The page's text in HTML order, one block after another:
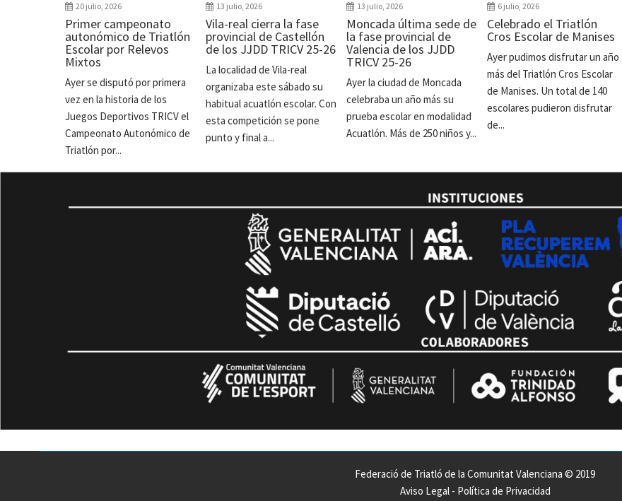
20 julio, 2026
Primer campeonato
autonómico de Triatlón
Escolar por Relevos
Mixtos
Ayer se disputó por primera
vez en la historia de los
Juegos Deportivos TRICV el
Campeonato Autonómico de
Triatlón por...
13 julio, 2026
Vila-real cierra la fase
provincial de Castellón
de los JJDD TRICV 25-26
La localidad de Vila-real
organizaba este sábado su
habitual acuatlón escolar. Con
esta competición se pone
punto y final a...
13 julio, 2026
Moncada última sede de
la fase provincial de
Valencia de los JJDD
TRICV 25-26
Ayer la ciudad de Moncada
celebraba un año más su
prueba escolar en modalidad
Acuatlón. Más de 250 niños y...
6 julio, 2026
Celebrado el Triatlón
Cros Escolar de Manises
Ayer pudimos disfrutar un año
más del Triatlón Cros Escolar
de Manises. Un total de 140
escolares pudieron disfrutar
de...
Federació de Triatló de la Comunitat Valenciana © 2019
Aviso Legal- Política de Privacidad